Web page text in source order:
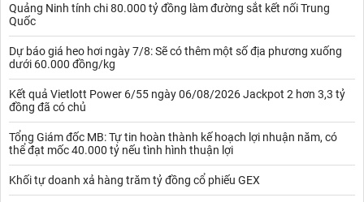
Quảng Ninh tính chi 80.000 tỷ đồng làm đường sắt kết nối Trung
Quốc
Dự báo giá heo hơi ngày 7/8: Sẽ có thêm một số địa phương xuống
dưới 60.000 đồng/kg
Kết quả Vietlott Power 6/55 ngày 06/08/2026 Jackpot 2 hơn 3,3 tỷ
đồng đã có chủ
Tổng Giám đốc MB: Tự tin hoàn thành kế hoạch lợi nhuận năm, có
thể đạt mốc 40.000 tỷ nếu tình hình thuận lợi
Khối tự doanh xả hàng trăm tỷ đồng cổ phiếu GEX